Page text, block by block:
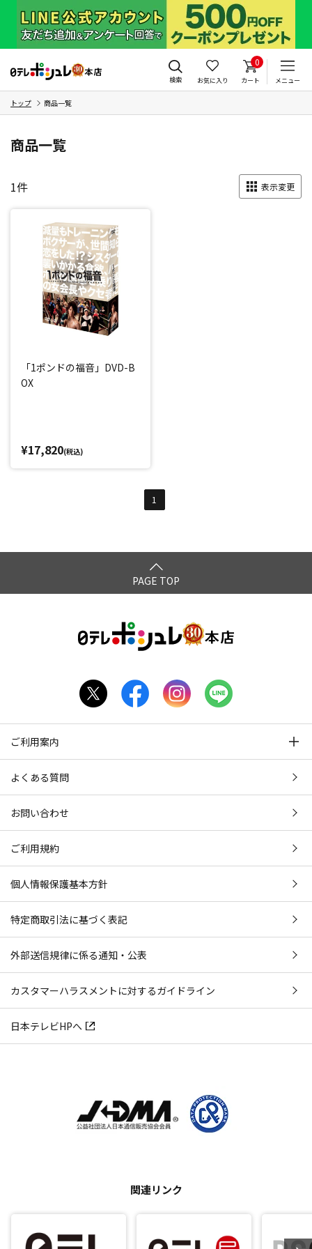
検索 お気に入り
0
カート メニュー
トップ 商品一覧
商品一覧
1件 表示変更
「1ポンドの福音」DVD-B
OX
¥17,820(税込)
1
PAGE TOP
ご利用案内
よくある質問
お問い合わせ
ご利用規約
個人情報保護基本方針
特定商取引法に基づく表記
外部送信規律に係る通知・公表
カスタマーハラスメントに対するガイドライン
日本テレビHPへ
関連リンク